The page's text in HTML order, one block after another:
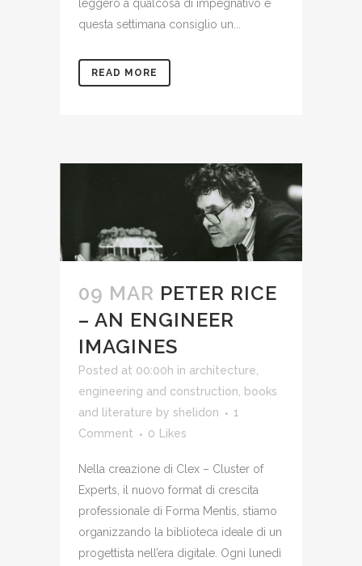
leggero a qualcosa di impegnativo e
questa settimana consiglio un...
READ MORE
09 MAR PETER RICE
– AN ENGINEER
IMAGINES
Posted at 00:00h in architecture,
engineering and construction
books
and literature by shelidon
1
Comment
0 Likes
Nella creazione di Clex – Cluster of
Experts, il nuovo format di crescita
professionale di Forma Mentis, stiamo
organizzando la biblioteca ideale di un
progettista nell’era digitale. Ogni lunedì